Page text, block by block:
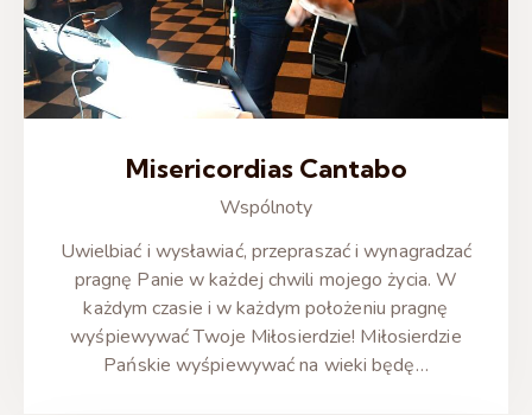
Misericordias Cantabo
Wspólnoty
Uwielbiać i wysławiać, przepraszać i wynagradzać
pragnę Panie w każdej chwili mojego życia. W
każdym czasie i w każdym położeniu pragnę
wyśpiewywać Twoje Miłosierdzie! Miłosierdzie
Pańskie wyśpiewywać na wieki będę…